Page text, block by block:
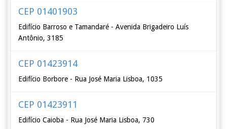
CEP 01401903
Edifício Barroso e Tamandaré - Avenida Brigadeiro Luís
Antônio, 3185
CEP 01423914
Edifício Borbore - Rua José Maria Lisboa, 1035
CEP 01423911
Edifício Caioba - Rua José Maria Lisboa, 730